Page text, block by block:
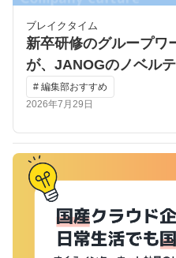
ブレイクタイム
新卒研修のグループワ
が、JANOGのノベル
# 編集部おすすめ
2026年7月29日